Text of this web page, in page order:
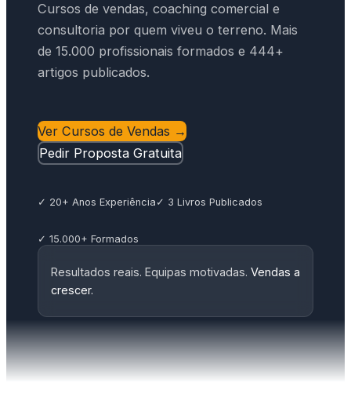
Cursos de vendas, coaching comercial e
consultoria por quem viveu o terreno. Mais
de 15.000 profissionais formados e 444+
artigos publicados.
Ver Cursos de Vendas →
Pedir Proposta Gratuita
✓ 20+ Anos Experiência ✓ 3 Livros Publicados
✓ 15.000+ Formados
Resultados reais. Equipas motivadas. Vendas a
crescer.